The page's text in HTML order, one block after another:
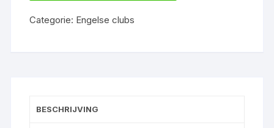
shirt
Categorie: Engelse clubs
BESCHRIJVING